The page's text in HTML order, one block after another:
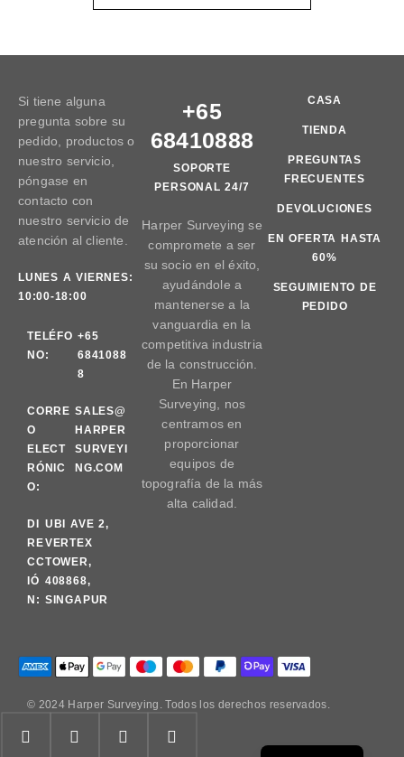
Si tiene alguna
pregunta sobre su
pedido, productos o
nuestro servicio,
póngase en
contacto con
nuestro servicio de
atención al cliente.
LUNES A VIERNES:
10:00-18:00
TELÉFO
NO:
+65
6841088
8
CORRE
O
ELECT
RÓNIC
O:
SALES@
HARPER
SURVEYI
NG.COM
DI
RE
CC
IÓ
N:
UBI AVE 2,
VERTEX
TOWER,
408868,
SINGAPUR
+65
68410888
SOPORTE
PERSONAL 24/7
Harper Surveying se
compromete a ser
su socio en el éxito,
ayudándole a
mantenerse a la
vanguardia en la
competitiva industria
de la construcción.
En Harper
Surveying, nos
centramos en
proporcionar
equipos de
topografía de la más
alta calidad.
CASA
TIENDA
PREGUNTAS
FRECUENTES
DEVOLUCIONES
EN OFERTA HASTA
60%
SEGUIMIENTO DE
PEDIDO
© 2024 Harper Surveying. Todos los derechos reservados.